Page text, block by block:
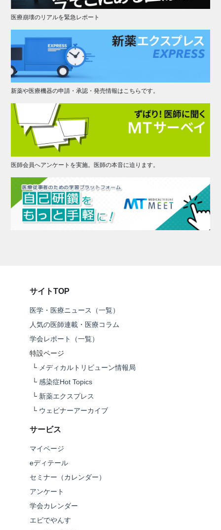
医療崩壊のリアルを緊急レポート
新薬や医療機器の申請・承認・発売情報はこちらです。
医師会員へアンケートを実施。医師の本音に迫ります。
サイトTOP
医学・医療ニュース（一覧）
人気の医師連載・医療コラム
学会レポート（一覧）
特設ページ
└ メディカルトリビューン情報局
└ 感染症Hot Topics
└ 新薬エクスプレス
└ ウェビナーアーカイブ
サービス
マイページ
eディテール
セミナー（カレンダー）
アンケート
学会カレンダー
エビでやんす